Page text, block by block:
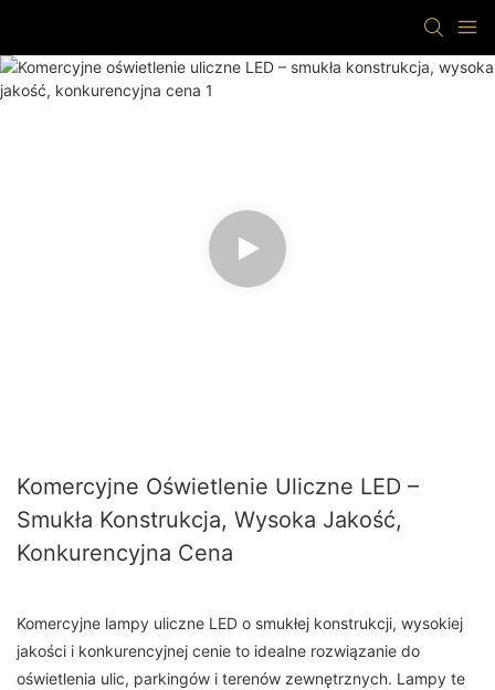
Komercyjne Oświetlenie Uliczne LED –
Smukła Konstrukcja, Wysoka Jakość,
Konkurencyjna Cena
Komercyjne lampy uliczne LED o smukłej konstrukcji, wysokiej
jakości i konkurencyjnej cenie to idealne rozwiązanie do
oświetlenia ulic, parkingów i terenów zewnętrznych. Lampy te